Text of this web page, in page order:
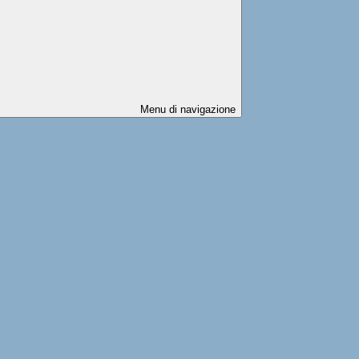
Menu di navigazione